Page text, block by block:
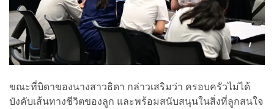
ขณะที่บิดาของนางสาวธิดา กล่าวเสริมว่า ครอบครัวไม่ได้
บังคับเส้นทางชีวิตของลูก และพร้อมสนับสนุนในสิ่งที่ลูกสนใจ